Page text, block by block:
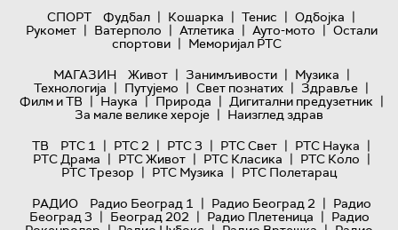
СПОРТ
Фудбал | Кошарка | Тенис | Одбојка |
Рукомет | Ватерполо | Атлетика | Ауто-мото | Остали
спортови | Меморијал РТС
МАГАЗИН
Живот | Занимљивости | Музика |
Технологијa | Путујемо | Свет познатих | Здравље |
Филм и ТВ | Наука | Природа | Дигитални предузетник |
За мале велике хероје | Наизглед здрав
ТВ
РТС 1 | РТС 2 | РТС 3 | РТС Свет | РТС Наука |
РТС Драма | РТС Живот | РТС Класика | РТС Коло |
РТС Трезор | РТС Музика | РТС Полетарац
РАДИО
Радио Београд 1 | Радио Београд 2 | Радио
Београд 3 | Београд 202 | Радио Плетеница | Радио